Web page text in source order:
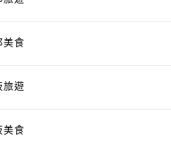
美食
旅遊
美食